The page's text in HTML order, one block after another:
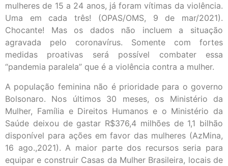
mulheres de 15 a 24 anos, já foram vítimas da violência.
Uma em cada três! (OPAS/OMS, 9 de mar/2021).
Chocante! Mas os dados não incluem a situação
agravada pelo coronavírus. Somente com fortes
medidas proativas será possível combater essa
“pandemia paralela” que é a violência contra a mulher.
A população feminina não é prioridade para o governo
Bolsonaro. Nos últimos 30 meses, os Ministério da
Mulher, Família e Direitos Humanos e o Ministério da
Saúde deixou de gastar R$376,4 milhões de 1,1 bilhão
disponível para ações em favor das mulheres (AzMina,
16 ago.,2021). A maior parte dos recursos seria para
equipar e construir Casas da Mulher Brasileira, locais de